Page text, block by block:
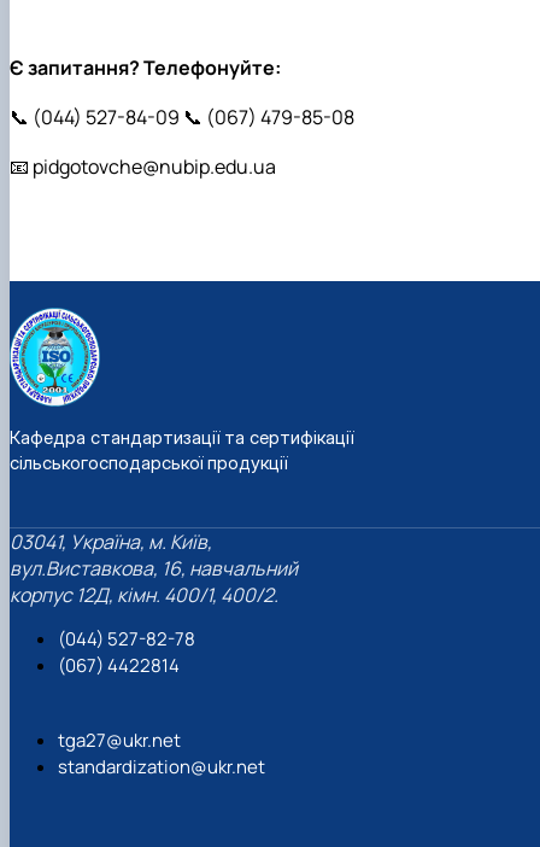
Є запитання? Телефонуйте:
📞 (044) 527-84-09 📞 (067) 479-85-08
📧 pidgotovche@nubip.edu.ua
Кафедра стандартизації та сертифікації
сільськогосподарської продукції
03041, Україна, м. Київ,
вул.Виставкова, 16, навчальний
корпус 12Д, кімн. 400/1, 400/2.
(044) 527-82-78
(067) 4422814
tga27@ukr.net
standardization@ukr.net